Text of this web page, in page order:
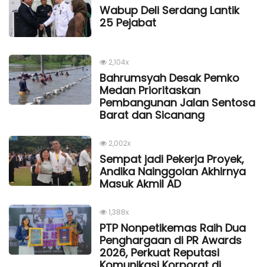
Wabup Deli Serdang Lantik
25 Pejabat
2,104x
Bahrumsyah Desak Pemko
Medan Prioritaskan
Pembangunan Jalan Sentosa
Barat dan Sicanang
2,002x
Sempat jadi Pekerja Proyek,
Andika Nainggolan Akhirnya
Masuk Akmil AD
1,388x
PTP Nonpetikemas Raih Dua
Penghargaan di PR Awards
2026, Perkuat Reputasi